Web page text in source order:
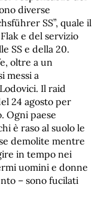
diverse
SS”, quale il
e del servizio
SS e della 20.
oltre a un
messi a
Il raid
24 agosto per
Ogni paese
è raso al suolo le
demolite mentre
in tempo nei
uomini e donne
– sono fucilati